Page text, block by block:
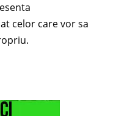
celor care vor sa